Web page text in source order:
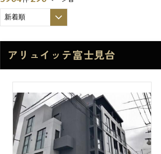
アリュイッテ富士見台